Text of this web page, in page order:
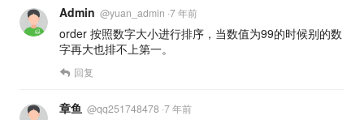
Admin @yuan_admin ·7 年前
order 按照数字大小进行排序，当数值为99的时候别的数
字再大也排不上第一。
回复
章鱼 @qq251748478 ·7 年前